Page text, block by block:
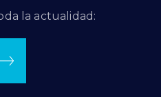
la actualidad: